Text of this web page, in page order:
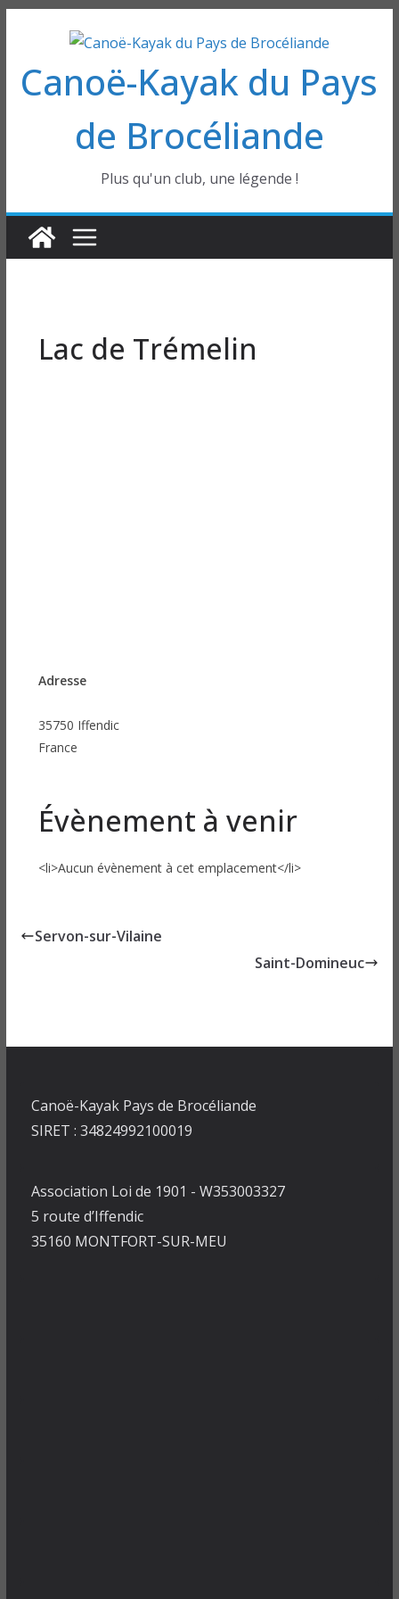
contenu
Canoë-Kayak du Pays
de Brocéliande
Plus qu'un club, une légende !
Lac de Trémelin
Adresse
35750 Iffendic
France
Évènement à venir
<li>Aucun évènement à cet emplacement</li>
Servon-sur-Vilaine
Saint-Domineuc
Canoë-Kayak Pays de Brocéliande
SIRET : 34824992100019
Association Loi de 1901 - W353003327
5 route d’Iffendic
35160 MONTFORT-SUR-MEU